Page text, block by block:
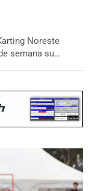
Noreste
semana su…